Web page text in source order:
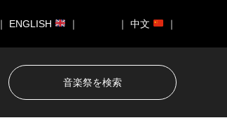
｜ ENGLISH ｜ ｜ 中文 ｜